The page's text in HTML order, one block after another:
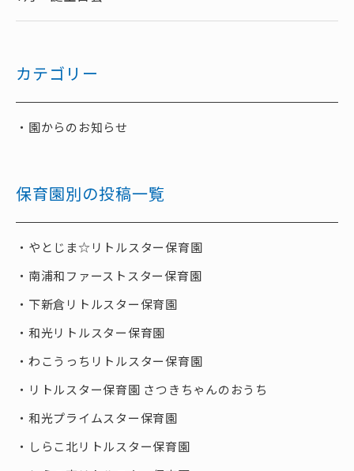
カテゴリー
園からのお知らせ
保育園別の投稿一覧
やとじま☆リトルスター保育園
南浦和ファーストスター保育園
下新倉リトルスター保育園
和光リトルスター保育園
わこうっちリトルスター保育園
リトルスター保育園 さつきちゃんのおうち
和光プライムスター保育園
しらこ北リトルスター保育園